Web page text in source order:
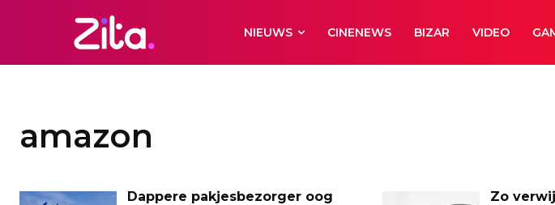
NIEUWS CINENEWS BIZAR VIDEO
amazon
Dappere pakjesbezorger oog
Zo